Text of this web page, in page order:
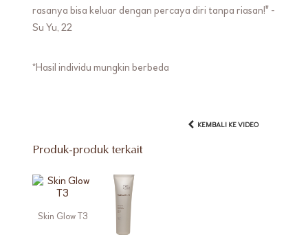
rasanya bisa keluar dengan percaya diri tanpa riasan!" -
Su Yu, 22
*Hasil individu mungkin berbeda
KEMBALI KE VIDEO
Produk-produk terkait
Skin Glow T3